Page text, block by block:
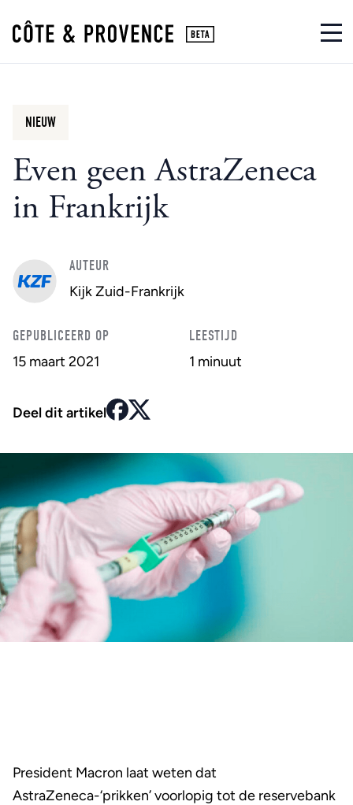
Even geen AstraZeneca
in Frankrijk
NIEUW
AUTEUR
Kijk Zuid-Frankrijk
GEPUBLICEERD OP
15 maart 2021
LEESTIJD
1 minuut
Deel dit artikel
President Macron laat weten dat
AstraZeneca-‘prikken’ voorlopig tot de reservebank